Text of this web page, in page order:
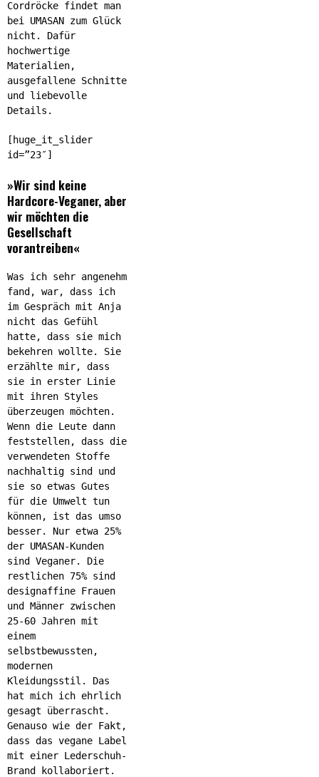
Cordröcke findet man
bei UMASAN zum Glück
nicht. Dafür
hochwertige
Materialien,
ausgefallene Schnitte
und liebevolle
Details.
[huge_it_slider
id=”23″]
»Wir sind keine
Hardcore-Veganer, aber
wir möchten die
Gesellschaft
vorantreiben«
Was ich sehr angenehm
fand, war, dass ich
im Gespräch mit Anja
nicht das Gefühl
hatte, dass sie mich
bekehren wollte. Sie
erzählte mir, dass
sie in erster Linie
mit ihren Styles
überzeugen möchten.
Wenn die Leute dann
feststellen, dass die
verwendeten Stoffe
nachhaltig sind und
sie so etwas Gutes
für die Umwelt tun
können, ist das umso
besser. Nur etwa 25%
der UMASAN-Kunden
sind Veganer. Die
restlichen 75% sind
designaffine Frauen
und Männer zwischen
25-60 Jahren mit
einem
selbstbewussten,
modernen
Kleidungsstil. Das
hat mich ich ehrlich
gesagt überrascht.
Genauso wie der Fakt,
dass das vegane Label
mit einer Lederschuh-
Brand kollaboriert.